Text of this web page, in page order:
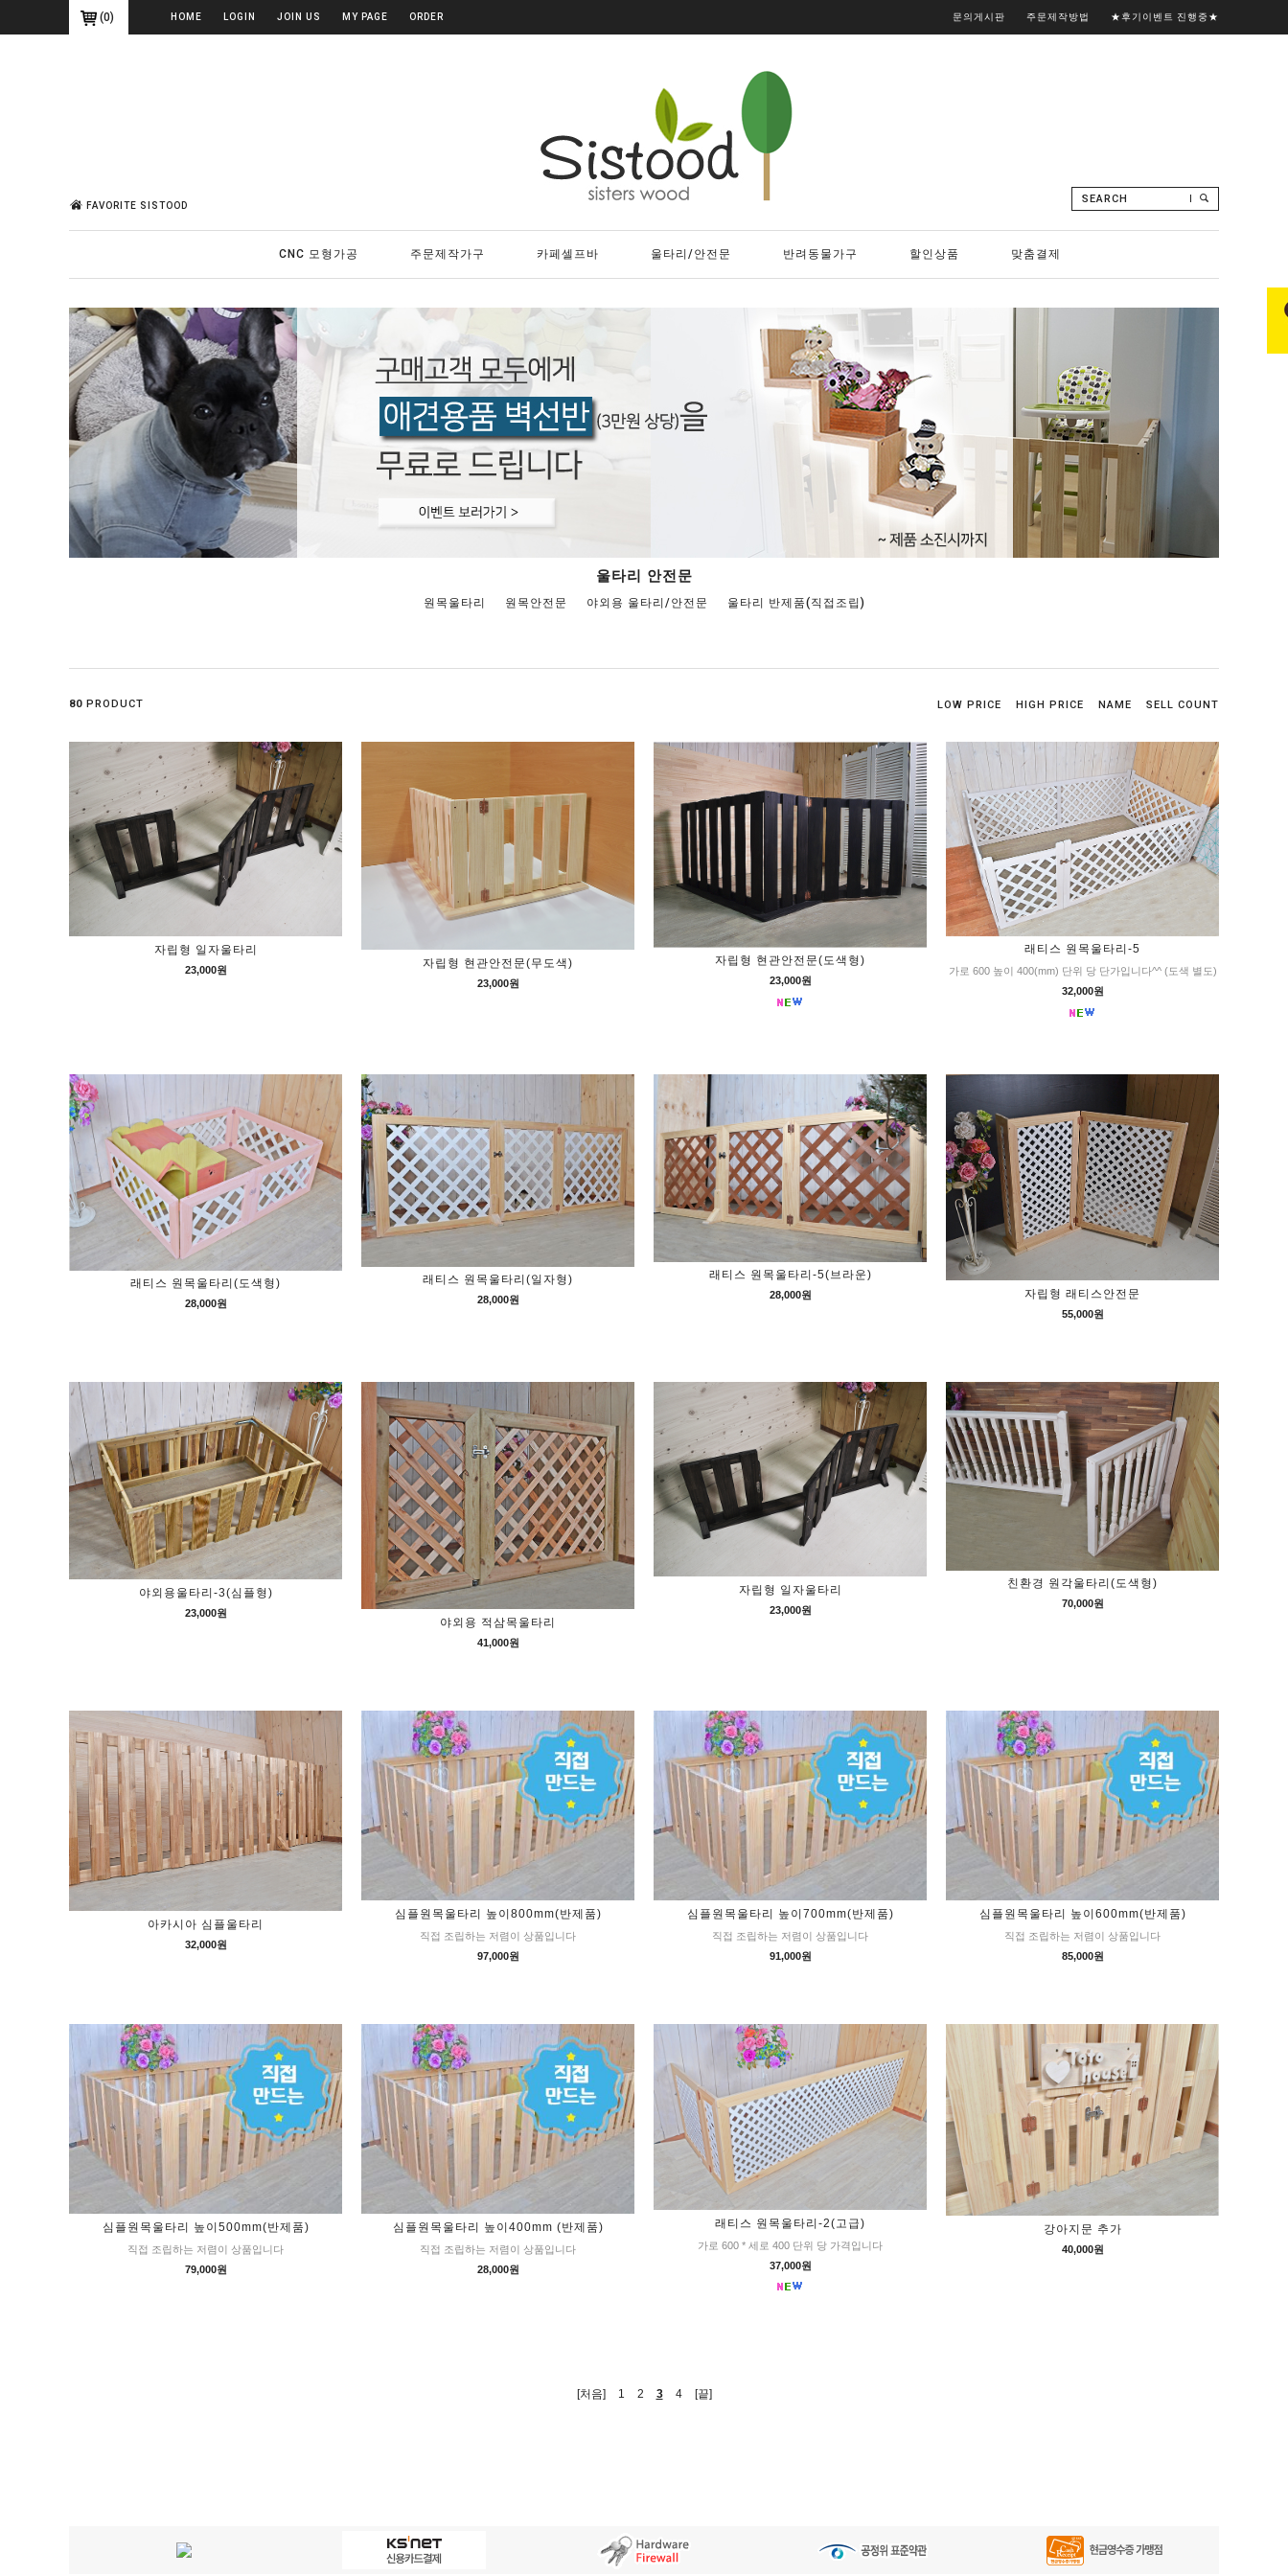
(0) HOME LOGIN JOIN US MY PAGE ORDER 문의게시판 주문제작방법 ★후기이벤트 진행중★
FAVORITE SISTOOD
SEARCH
CNC 모형가공 주문제작가구 카페셀프바 울타리/안전문 반려동물가구 할인상품 맞춤결제
울타리 안전문
원목울타리 원목안전문 야외용 울타리/안전문 울타리 반제품(직접조립)
80 PRODUCT LOW PRICE HIGH PRICE NAME SELL COUNT
자립형 일자울타리
23,000원 자립형 현관안전문(무도색)
23,000원
자립형 현관안전문(도색형)
23,000원
래티스 원목울타리-5
가로 600 높이 400(mm) 단위 당 단가입니다^^ (도색 별도)
32,000원
래티스 원목울타리(도색형)
28,000원
래티스 원목울타리(일자형)
28,000원
래티스 원목울타리-5(브라운)
28,000원 자립형 래티스안전문
55,000원
야외용울타리-3(심플형)
23,000원
야외용 적삼목울타리
41,000원
자립형 일자울타리
23,000원
친환경 원각울타리(도색형)
70,000원
아카시아 심플울타리
32,000원
심플원목울타리 높이800mm(반제품)
직접 조립하는 저렴이 상품입니다
97,000원
심플원목울타리 높이700mm(반제품)
직접 조립하는 저렴이 상품입니다
91,000원
심플원목울타리 높이600mm(반제품)
직접 조립하는 저렴이 상품입니다
85,000원
심플원목울타리 높이500mm(반제품)
직접 조립하는 저렴이 상품입니다
79,000원
심플원목울타리 높이400mm (반제품)
직접 조립하는 저렴이 상품입니다
28,000원
래티스 원목울타리-2(고급)
가로 600 * 세로 400 단위 당 가격입니다
37,000원
강아지문 추가
40,000원
[처음] 1 2 3 4 [끝]